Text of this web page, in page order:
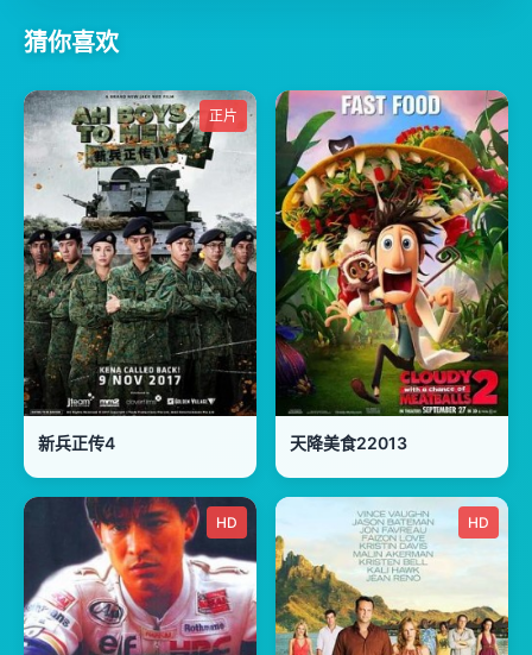
猜你喜欢
正片
新兵正传4 天降美食22013
HD HD